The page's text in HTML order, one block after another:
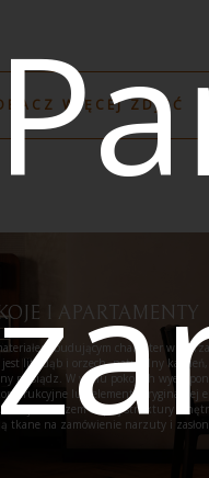
WIĘCEJ ZDJĘĆ
I APARTAMENTY
budującym charakter
jest lity dąb i orzech, naturalny kamień,
mosiądz. W wielu pokojach
lub elementy oryginalnej
a zarazem ciepłej struktury
tkane na zamówienie narzuty i